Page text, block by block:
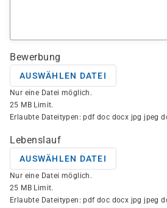
Bewerbung
AUSWÄHLEN DATEI
Nur eine Datei möglich.
25 MB Limit.
Erlaubte Dateitypen: pdf doc docx jpg jpeg
Lebenslauf
AUSWÄHLEN DATEI
Nur eine Datei möglich.
25 MB Limit.
Erlaubte Dateitypen: pdf doc docx jpg jpeg